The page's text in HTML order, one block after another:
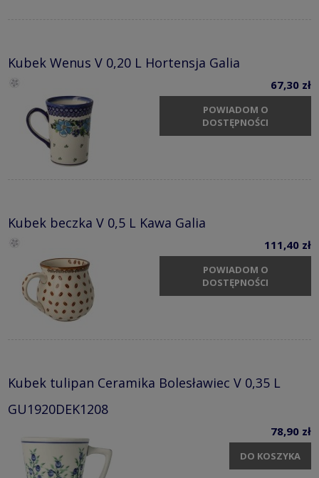
Kubek Wenus V 0,20 L Hortensja Galia
67,30 zł
POWIADOM O
DOSTĘPNOŚCI
Kubek beczka V 0,5 L Kawa Galia
111,40 zł
POWIADOM O
DOSTĘPNOŚCI
Kubek tulipan Ceramika Bolesławiec V 0,35 L
GU1920DEK1208
78,90 zł
DO KOSZYKA